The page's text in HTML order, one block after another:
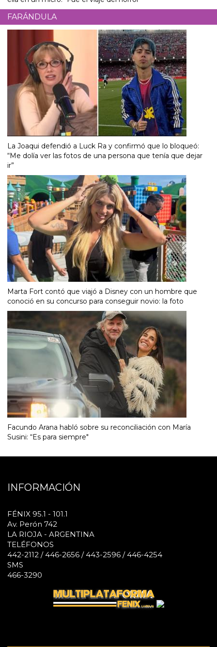
FARÁNDULA
La Joaqui defendió a Luck Ra y confirmó que lo bloqueó:
“Me dolía ver las fotos de una persona que tenía que dejar
ir”
Marta Fort contó que viajó a Disney con un hombre que
conoció en su concurso para conseguir novio: la foto
Facundo Arana habló sobre su reconciliación con María
Susini: “Es para siempre"
INFORMACIÓN
FÉNIX 95.1 - 101.1
Av. Perón 742
LA RIOJA - ARGENTINA
TELÉFONOS
442-2112 / 446-2656 / 443-2596 / 446-4254
SMS
466-3290